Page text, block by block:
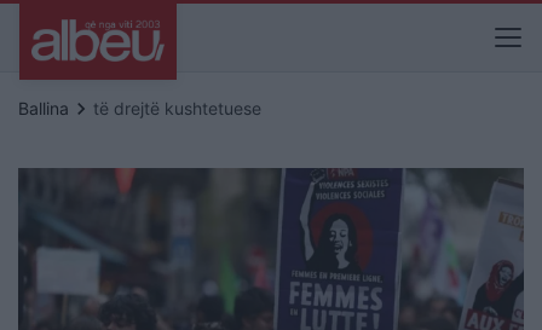
Ballina keyboard_arrow_right të drejtë kushtetuese